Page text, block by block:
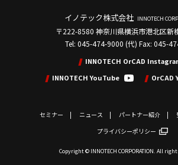
イノテック株式会社 INNOTECH
〒222-8580 神奈川県横浜市港北区新
Tel: 045-474-9000 (代) Fax: 045-
INNOTECH OrCAD
INNOTECH YouTube
OrCAD
セミナー ニュース パートナー紹介
プライバシーポリシー
Copyright © INNOTECH CORPORATION. All